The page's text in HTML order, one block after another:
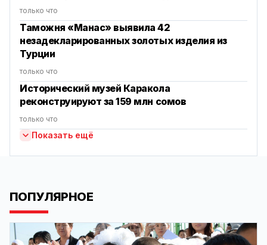
только что
Таможня «Манас» выявила 42
незадекларированных золотых изделия из
Турции
только что
Исторический музей Каракола
реконструируют за 159 млн сомов
только что
Показать ещё
ПОПУЛЯРНОЕ